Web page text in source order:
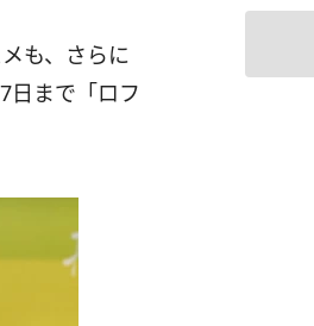
も、さらに
日まで「ロフ